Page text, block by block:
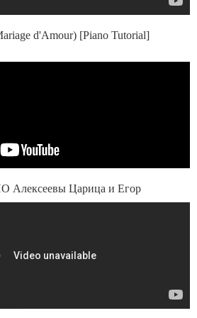
d'Amour) [Piano Tutorial]
Царица и Егор